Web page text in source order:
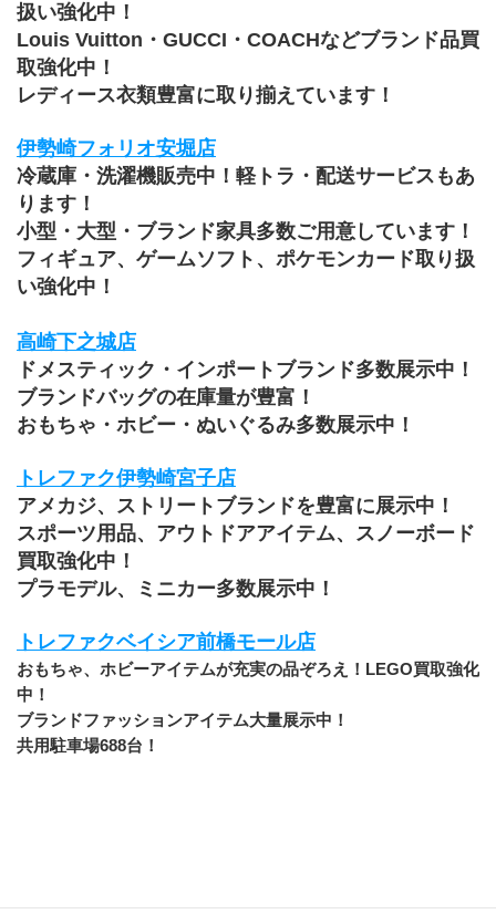
扱い強化中！
Louis Vuitton・GUCCI・COACHなどブランド品買
取強化中！
レディース衣類豊富に取り揃えています！
伊勢崎フォリオ安堀店
冷蔵庫・洗濯機販売中！軽トラ・配送サービスもあ
ります！
小型・大型・ブランド家具多数ご用意しています！
フィギュア、ゲームソフト、ポケモンカード取り扱
い強化中！
高崎下之城店
ドメスティック・インポートブランド多数展示中！
ブランドバッグの在庫量が豊富！
おもちゃ・ホビー・ぬいぐるみ多数展示中！
トレファク伊勢崎宮子店
アメカジ、ストリートブランドを豊富に展示中！
スポーツ用品、アウトドアアイテム、スノーボード
買取強化中！
プラモデル、ミニカー多数展示中！
トレファクベイシア前橋モール店
おもちゃ、ホビーアイテムが充実の品ぞろえ！LEGO買取強化
中！
ブランドファッションアイテム大量展示中！
共用駐車場688台！